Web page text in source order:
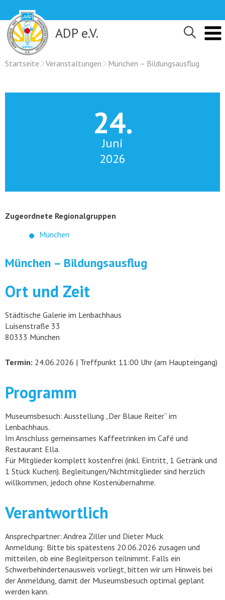
content
ADP e.V.
Startseite Veranstaltungen München – Bildungsausflug
24.
Juni
2026
Zugeordnete Regionalgruppen
München
München – Bildungsausflug
Ort und Zeit
Städtische Galerie im Lenbachhaus
Luisenstraße 33
80333 München
Termin: 24.06.2026 | Treffpunkt 11:00 Uhr (am Haupteingang)
Programm
Museumsbesuch: Ausstellung „Der Blaue Reiter“ im
Lenbachhaus.
Im Anschluss gemeinsames Kaffeetrinken im Café und
Restaurant Ella.
Für Mitglieder komplett kostenfrei (inkl. Eintritt, 1 Getränk und
1 Stück Kuchen). Begleitungen/Nichtmitglieder sind herzlich
willkommen, jedoch ohne Kostenübernahme.
Verantwortlich
Ansprechpartner: Andrea Ziller und Dieter Muck
Anmeldung: Bitte bis spätestens 20.06.2026 zusagen und
mitteilen, ob eine Begleitperson teilnimmt. Falls ein
Schwerbehindertenausweis vorliegt, bitten wir um Hinweis bei
der Anmeldung, damit der Museumsbesuch optimal geplant
werden kann.